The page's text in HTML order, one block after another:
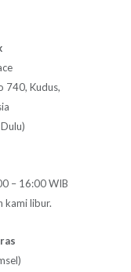
740, Kudus,
– 16:00 WIB
kami libur.